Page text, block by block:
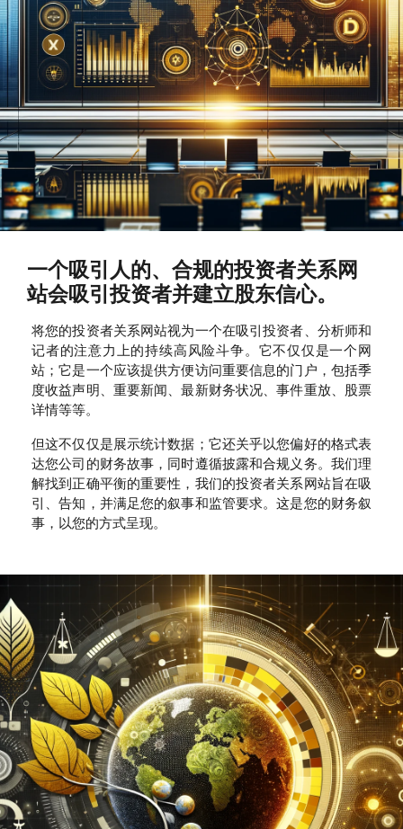
一个吸引人的、合规的投资者关系网
站会吸引投资者并建立股东信心。
将您的投资者关系网站视为一个在吸引投资者、分析师和
记者的注意力上的持续高风险斗争。它不仅仅是一个网
站；它是一个应该提供方便访问重要信息的门户，包括季
度收益声明、重要新闻、最新财务状况、事件重放、股票
详情等等。
但这不仅仅是展示统计数据；它还关乎以您偏好的格式表
达您公司的财务故事，同时遵循披露和合规义务。我们理
解找到正确平衡的重要性，我们的投资者关系网站旨在吸
引、告知，并满足您的叙事和监管要求。这是您的财务叙
事，以您的方式呈现。